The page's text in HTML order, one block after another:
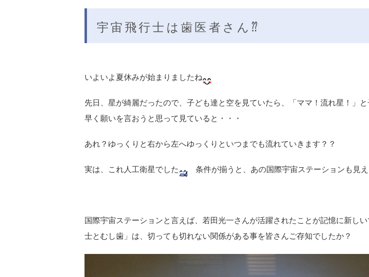
宇宙飛行士は歯医者さん⁇
いよいよ夏休みが始まりましたね
先日、星が綺麗だったので、子ども達と空を見ていたら、「ママ！流れ星！」と
早く願いを言おうと思って見ていると・・・
あれ？ゆっくりと右から左へゆっくりといつまでも流れていきます？？
実は、これ人工衛星でした 条件が揃うと、あの国際宇宙ステーションも見え
国際宇宙ステーションと言えば、若田光一さんが活躍されたことが記憶に新し
士とむし歯」は、切っても切れない関係がある事を皆さんご存知でしたか？